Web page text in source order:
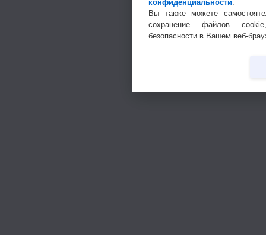
конфиденциальности
Вы также можете
сохранение файлов
безопасности в Вашем веб-